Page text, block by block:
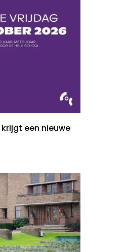
een nieuwe